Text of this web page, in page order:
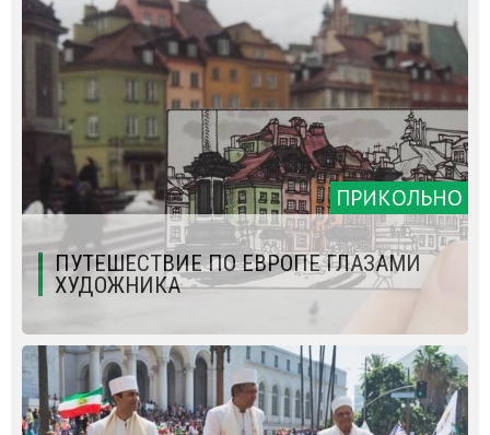
ПРИКОЛЬНО
ПУТЕШЕСТВИЕ ПО ЕВРОПЕ ГЛАЗАМИ
ХУДОЖНИКА